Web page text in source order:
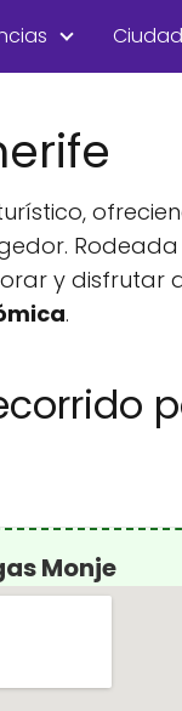
y disfrutar
.
Monje